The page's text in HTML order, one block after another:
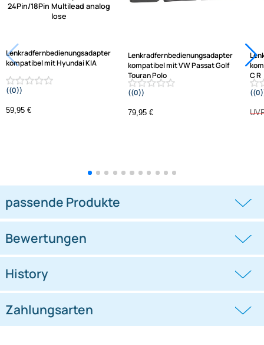
Jetzt auf Rechnung kaufen
kompatibel mit Hyundai KIA
i10 i20 i30 i40 i45 i800 ix35 ix45 ohne
OEM-Soundsystem 24Pin/18Pin
((0))
59,95 €
kompatibel mit VW Passat Golf
Touran Polo